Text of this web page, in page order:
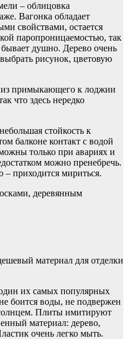
– облицовка
Вагонка обладает
свойствами, остается
паропроницаемостью, так
душно. Дерево очень
рисунок, цветовую
из примыкающего к лоджии
что здесь нередко
стойкость к
балконе контакт с водой
только при авариях и
можно пренебречь.
приходится мириться.
деревянным
материал для отделки
их самых популярных
боится воды, не подвержен
Плиты имитируют
материал: дерево,
очень легко мыть.